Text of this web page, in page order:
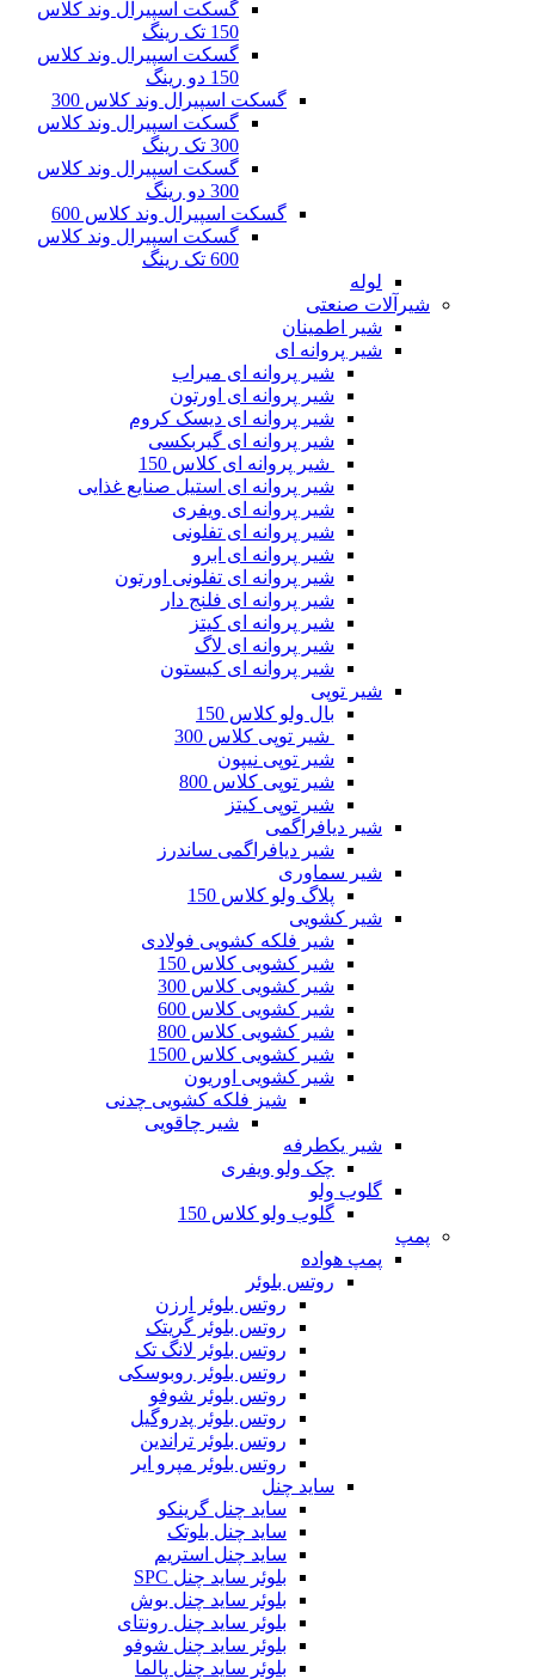
گسکت اسپیرال وند کلاس
150 تک رینگ
گسکت اسپیرال وند کلاس
150 دو رینگ
گسکت اسپیرال وند کلاس 300
گسکت اسپیرال وند کلاس
300 تک رینگ
گسکت اسپیرال وند کلاس
300 دو رینگ
گسکت اسپیرال وند کلاس 600
گسکت اسپیرال وند کلاس
600 تک رینگ
لوله
شیرآلات صنعتی
شیر اطمینان
شیر پروانه ای
شیر پروانه ای میراب
شیر پروانه ای اورتون
شیر پروانه ای دیسک کروم
شیر پروانه ای گیربکسی
شیر پروانه ای کلاس 150
شیر پروانه ای استیل صنایع غذایی
شیر پروانه ای ویفری
شیر پروانه ای تفلونی
شیر پروانه ای ابرو
شیر پروانه ای تفلونی اورتون
شیر پروانه ای فلنج دار
شیر پروانه ای کیتز
شیر پروانه ای لاگ
شیر پروانه ای کیستون
شیر توپی
بال ولو کلاس 150
شیر توپی کلاس 300
شیر توپی نیپون
شیر توپی کلاس 800
شیر توپی کیتز
شیر دیافراگمی
شیر دیافراگمی ساندرز
شیر سماوری
پلاگ ولو کلاس 150
شیر کشویی
شیر فلکه کشویی فولادی
شیر کشویی کلاس 150
شیر کشویی کلاس 300
شیر کشویی کلاس 600
شیر کشویی کلاس 800
شیر کشویی کلاس 1500
شیر کشویی اوریون
شیز فلکه کشویی چدنی
شیر چاقویی
شیر یکطرفه
چک ولو ویفری
گلوب ولو
گلوب ولو کلاس 150
پمپ
پمپ هواده
روتس بلوئر
روتس بلوئر ارزن
روتس بلوئر گریتک
روتس بلوئر لانگ تک
روتس بلوئر روبوسکی
روتس بلوئر شوفو
روتس بلوئر پدروگیل
روتس بلوئر تراندین
روتس بلوئر مپرو ایر
ساید چنل
ساید چنل گرینکو
ساید چنل بلوتک
ساید چنل استریم
بلوئر ساید چنل SPC
بلوئر ساید چنل بوش
بلوئر ساید چنل رونتای
بلوئر ساید چنل شوفو
بلوئر ساید چنل پالما